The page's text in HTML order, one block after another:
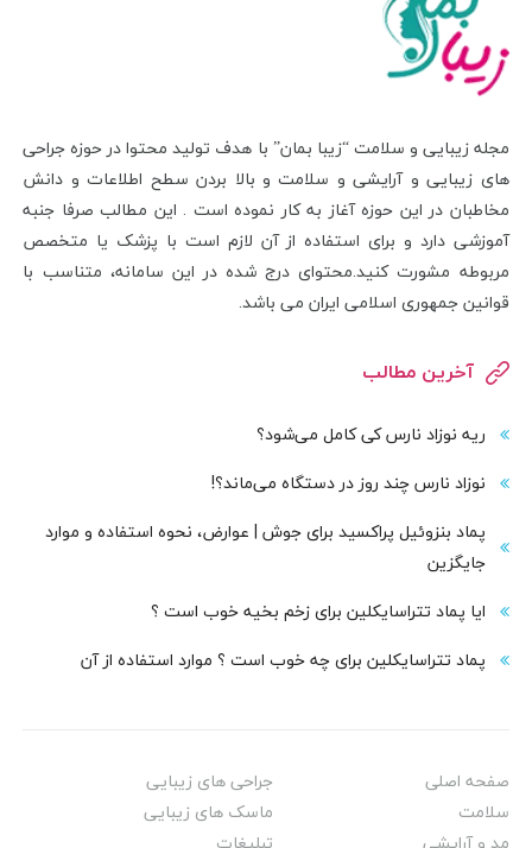
مجله زیبایی و سلامت “زیبا بمان” با هدف تولید محتوا در حوزه جراحی
های زیبایی و آرایشی و سلامت و بالا بردن سطح اطلاعات و دانش
مخاطبان در این حوزه آغاز به کار نموده است . این مطالب صرفا جنبه
آموزشی دارد و برای استفاده از آن لازم است با پزشک یا متخصص
مربوطه مشورت کنید.محتوای درج شده در این سامانه، متناسب با
قوانین جمهوری اسلامی ایران می باشد.
آخرین مطالب
ریه نوزاد نارس کی کامل می‌شود؟
نوزاد نارس چند روز در دستگاه می‌ماند؟!
پماد بنزوئیل پراکسید برای جوش | عوارض، نحوه استفاده و موارد
جایگزین
ایا پماد تتراسایکلین برای زخم بخیه خوب است ؟
پماد تتراسایکلین برای چه خوب است ؟ موارد استفاده از آن
صفحه اصلی
جراحی های زیبایی
سلامت
ماسک های زیبایی